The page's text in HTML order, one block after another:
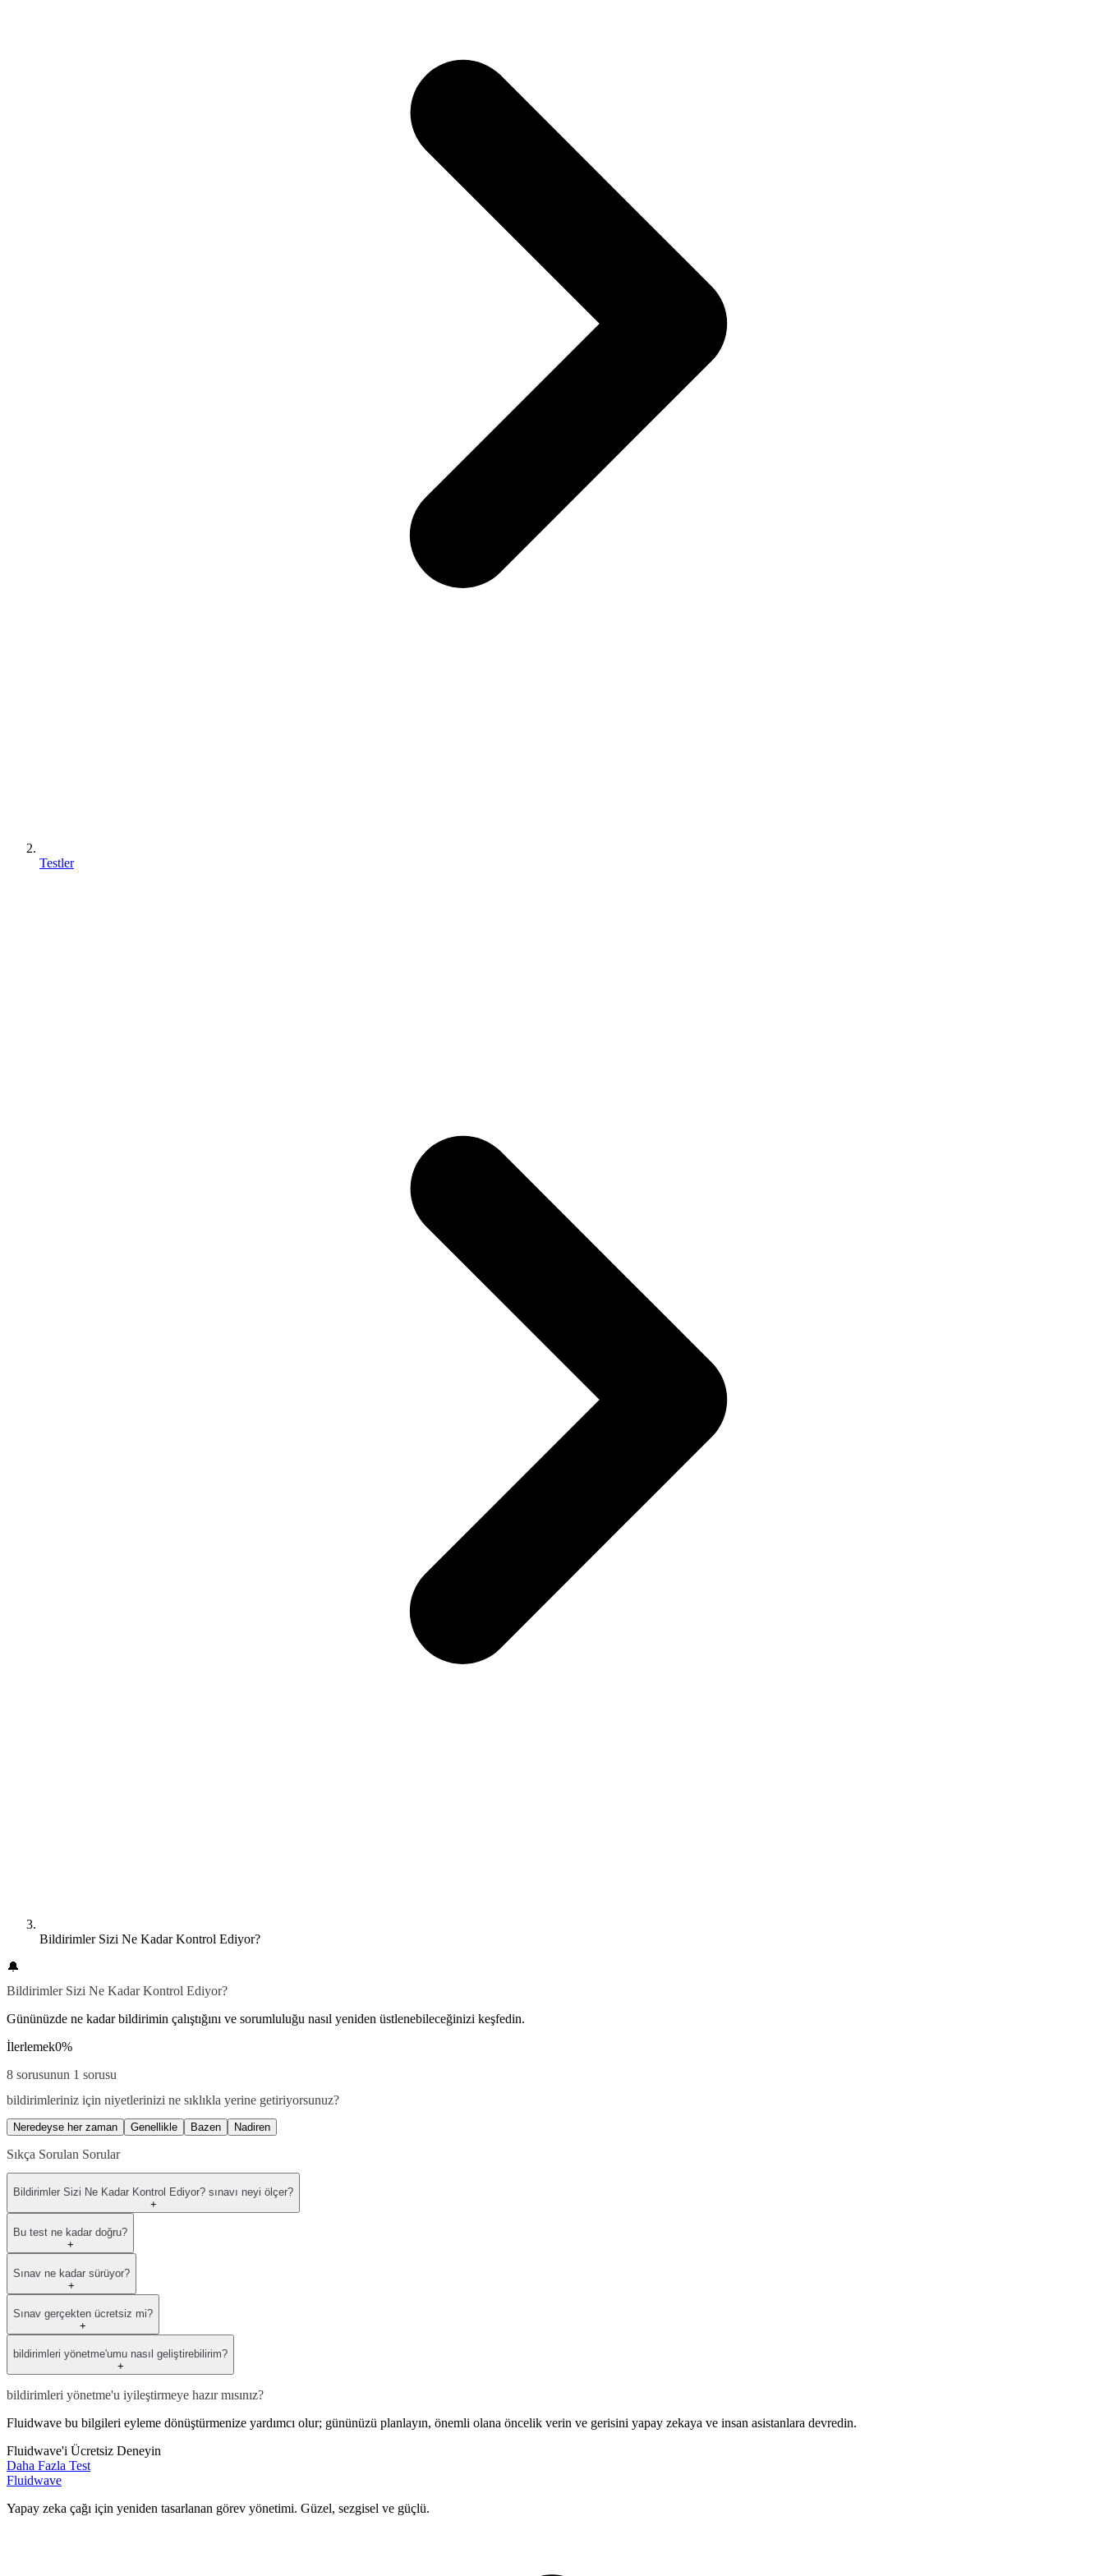
Testler
Bildirimler Sizi Ne Kadar Kontrol Ediyor?
🔔
Bildirimler Sizi Ne Kadar Kontrol Ediyor?
Gününüzde ne kadar bildirimin çalıştığını ve sorumluluğu nasıl yeniden üstlenebileceğinizi keşfedin.
İlerlemek0%
8 sorusunun 1 sorusu
bildirimleriniz için niyetlerinizi ne sıklıkla yerine getiriyorsunuz?
Neredeyse her zaman Genellikle Bazen Nadiren
Sıkça Sorulan Sorular
Bildirimler Sizi Ne Kadar Kontrol Ediyor? sınavı neyi ölçer?
+
Bu test ne kadar doğru?
+
Sınav ne kadar sürüyor?
+
Sınav gerçekten ücretsiz mi?
+
bildirimleri yönetme'umu nasıl geliştirebilirim?
+
bildirimleri yönetme'u iyileştirmeye hazır mısınız?
Fluidwave bu bilgileri eyleme dönüştürmenize yardımcı olur; gününüzü planlayın, önemli olana öncelik verin ve gerisini yapay zekaya ve insan asistanlara devredin.
Fluidwave'i Ücretsiz Deneyin
Daha Fazla Test
Fluidwave
Yapay zeka çağı için yeniden tasarlanan görev yönetimi. Güzel, sezgisel ve güçlü.